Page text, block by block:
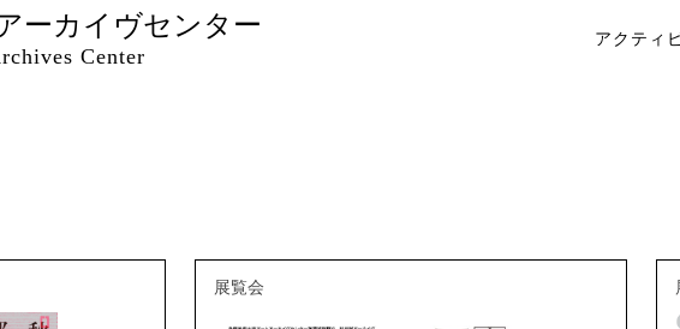
ーカイヴセンター
Center
アクティ